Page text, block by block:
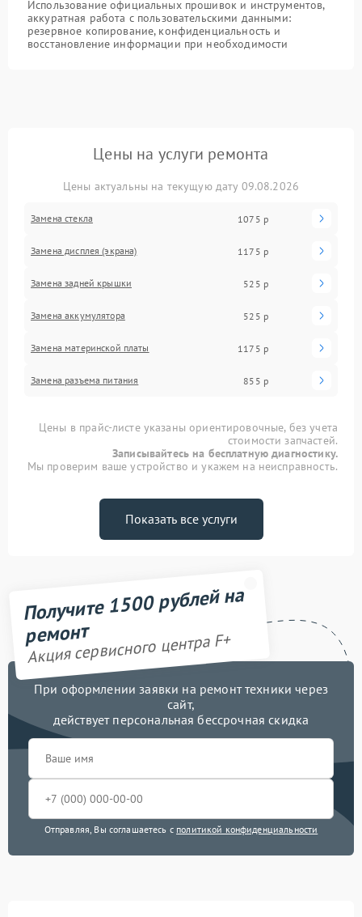
Использование официальных прошивок и инструментов,
аккуратная работа с пользовательскими данными:
резервное копирование, конфиденциальность и
восстановление информации при необходимости
Цены на услуги ремонта
Цены актуальны на текущую дату 09.08.2026
Замена стекла 1075 р
Замена дисплея (экрана) 1175 р
Замена задней крышки 525 р
Замена аккумулятора 525 р
Замена материнской платы 1175 р
Замена разъема питания 855 р
Цены в прайс-листе указаны ориентировочные, без учета
стоимости запчастей.
Записывайтесь на бесплатную диагностику.
Мы проверим ваше устройство и укажем на неисправность.
Показать все услуги
Получите 1500 рублей на
ремонт
Акция сервисного центра F+
При оформлении заявки на ремонт техники через
сайт,
действует персональная бессрочная скидка
Отправляя, Вы соглашаетесь с политикой конфиденциальности